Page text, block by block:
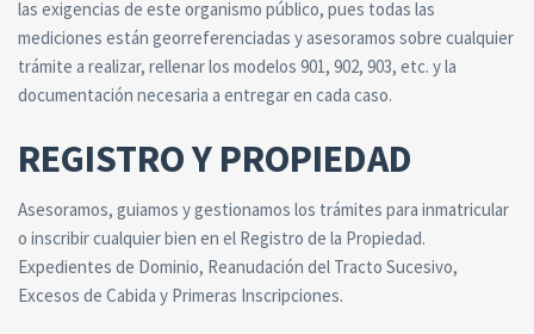
las exigencias de este organismo público, pues todas las
mediciones están georreferenciadas y asesoramos sobre cualquier
trámite a realizar, rellenar los modelos 901, 902, 903, etc. y la
documentación necesaria a entregar en cada caso.
REGISTRO Y PROPIEDAD
Asesoramos, guiamos y gestionamos los trámites para inmatricular
o inscribir cualquier bien en el Registro de la Propiedad.
Expedientes de Dominio, Reanudación del Tracto Sucesivo,
Excesos de Cabida y Primeras Inscripciones.